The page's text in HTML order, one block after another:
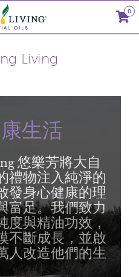
0
Living
生活
悠樂芳將大自
禮物注入純淨的
發身心健康的理
富足。我們致力
度與精油功效，
不斷成長，並啟
人改造他們的生